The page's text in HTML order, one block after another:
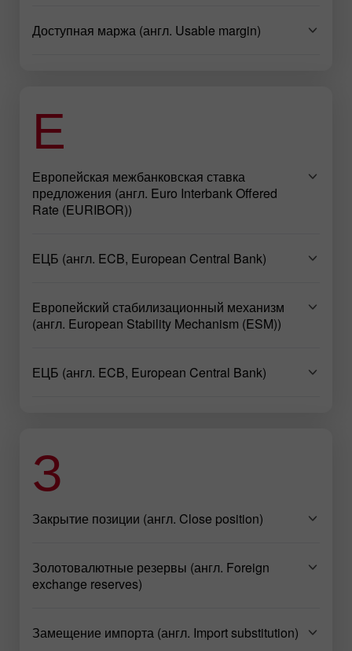
Доступная маржа (англ. Usable margin)
Е
Европейская межбанковская ставка
предложения (англ. Euro Interbank Offered
Rate (EURIBOR))
ЕЦБ (англ. ECB, European Central Bank)
Европейский стабилизационный механизм
(англ. European Stability Mechanism (ESM))
ЕЦБ (англ. ECB, European Central Bank)
З
Закрытие позиции (англ. Close position)
Золотовалютные резервы (англ. Foreign
exchange reserves)
Замещение импорта (англ. Import substitution)